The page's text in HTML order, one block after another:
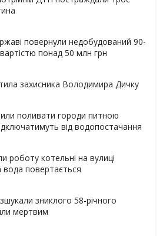
повернули недобудований 90-
понад 50 млн грн
захисника Володимира Дичку
поливати городи питною
від водопостачання
роботу котельні на вулиці
вода повертається
зниклого 58-річного
мертвим